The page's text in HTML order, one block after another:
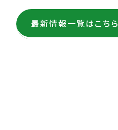
最新情報一覧はこちら